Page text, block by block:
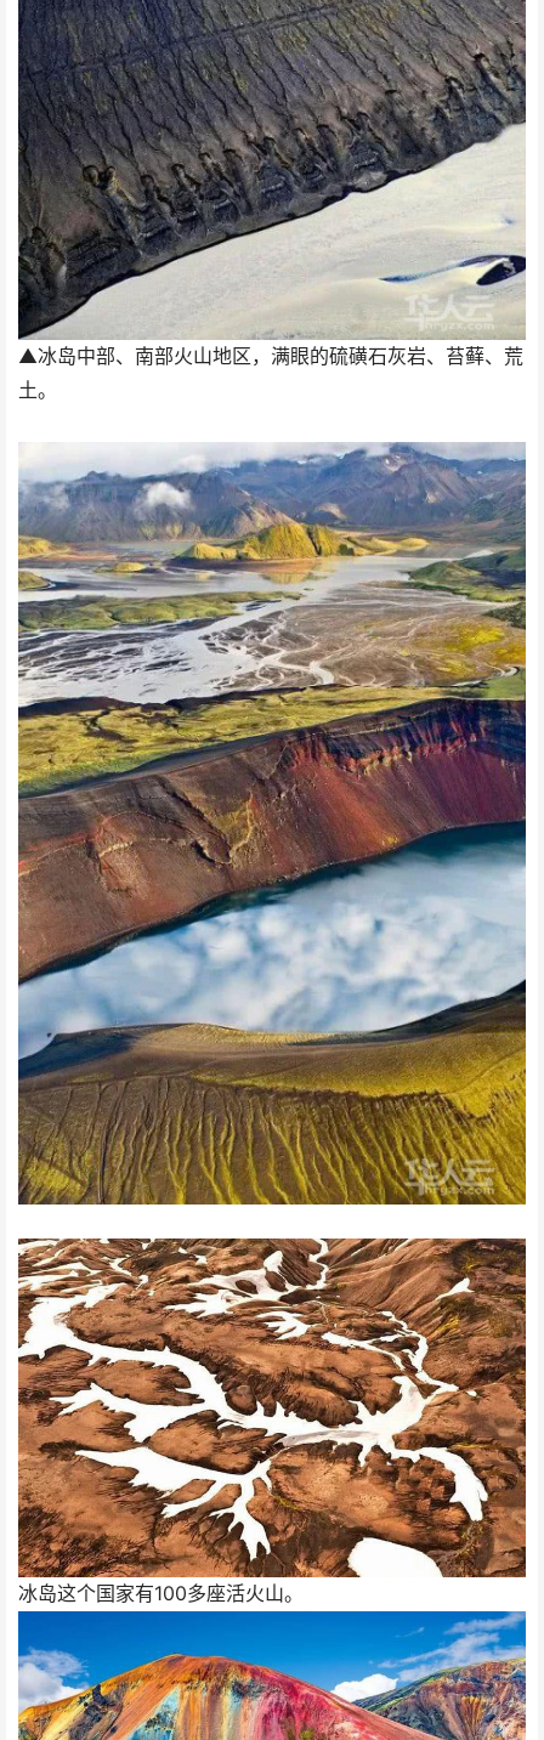
▲冰岛中部、南部火山地区，满眼的硫磺石灰岩、苔藓、荒
土。
冰岛这个国家有100多座活火山。